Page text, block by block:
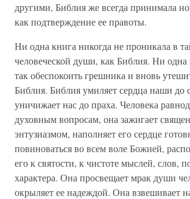
другими, Библия же всегда принимала
как подтверждение ее правоты.
Ни одна книга никогда не проникала в
человеческой души, как Библия. Ни
так обеспокоить грешника и вновь
Библия. Библия умиляет сердца наши до
уничижает нас до праха. Человека
духовным вопросам, она зажигает
энтузиазмом, наполняет его сердце
повиноваться во всем воле Божией,
его к святости, к чистоте мыслей, слов,
характера. Она просвещает мрак души
окрыляет ее надеждой. Она взвешивает